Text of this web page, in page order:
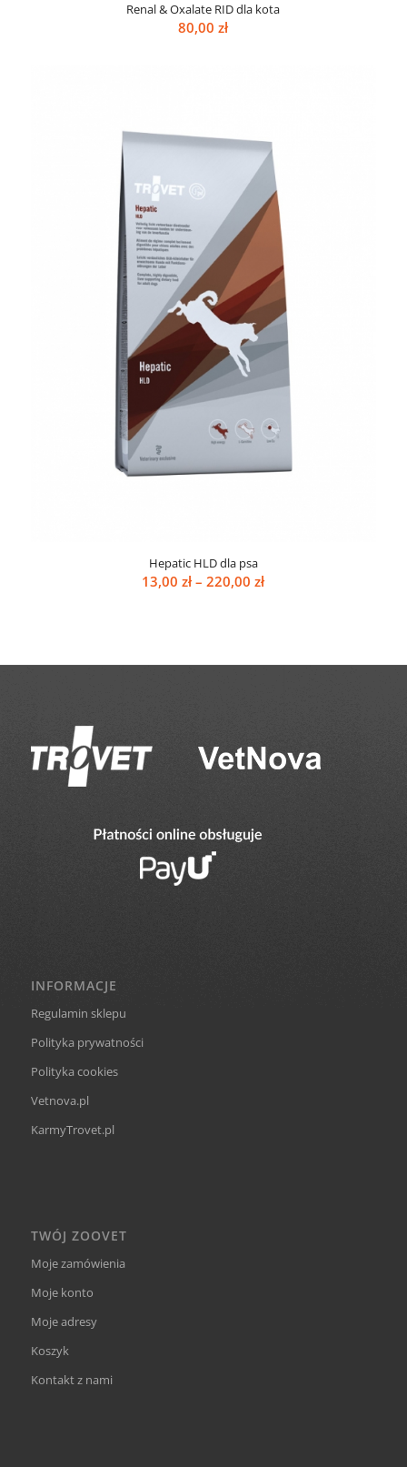
Renal & Oxalate RID dla kota
80,00zł
Hepatic HLD dla psa
13,00zł – 220,00złZakres
do
INFORMACJE
Regulamin sklepu
Polityka prywatności
Polityka cookies
Vetnova.pl
KarmyTrovet.pl
TWÓJ ZOOVET
Moje zamówienia
Moje konto
Moje adresy
Koszyk
Kontakt z nami